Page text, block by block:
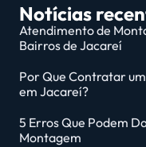
Notícias
Atendimento de
Bairros de Jacareí
Por Que Contratar
em Jacareí?
5 Erros Que Podem
Montagem